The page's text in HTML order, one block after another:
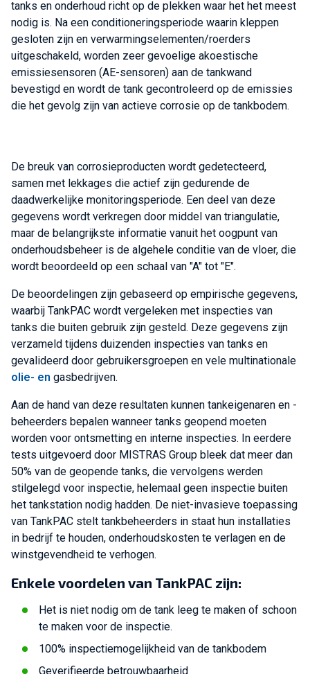
tanks en onderhoud richt op de plekken waar het het meest
nodig is. Na een conditioneringsperiode waarin kleppen
gesloten zijn en verwarmingselementen/roerders
uitgeschakeld, worden zeer gevoelige akoestische
emissiesensoren (AE-sensoren) aan de tankwand
bevestigd en wordt de tank gecontroleerd op de emissies
die het gevolg zijn van actieve corrosie op de tankbodem.
De breuk van corrosieproducten wordt gedetecteerd,
samen met lekkages die actief zijn gedurende de
daadwerkelijke monitoringsperiode. Een deel van deze
gegevens wordt verkregen door middel van triangulatie,
maar de belangrijkste informatie vanuit het oogpunt van
onderhoudsbeheer is de algehele conditie van de vloer, die
wordt beoordeeld op een schaal van "A" tot "E".
De beoordelingen zijn gebaseerd op empirische gegevens,
waarbij TankPAC wordt vergeleken met inspecties van
tanks die buiten gebruik zijn gesteld. Deze gegevens zijn
verzameld tijdens duizenden inspecties van tanks en
gevalideerd door gebruikersgroepen en vele multinationale
olie- en gasbedrijven.
Aan de hand van deze resultaten kunnen tankeigenaren en -
beheerders bepalen wanneer tanks geopend moeten
worden voor ontsmetting en interne inspecties. In eerdere
tests uitgevoerd door MISTRAS Group bleek dat meer dan
50% van de geopende tanks, die vervolgens werden
stilgelegd voor inspectie, helemaal geen inspectie buiten
het tankstation nodig hadden. De niet-invasieve toepassing
van TankPAC stelt tankbeheerders in staat hun installaties
in bedrijf te houden, onderhoudskosten te verlagen en de
winstgevendheid te verhogen.
Enkele voordelen van TankPAC zijn:
Het is niet nodig om de tank leeg te maken of schoon
te maken voor de inspectie.
100% inspectiemogelijkheid van de tankbodem
Geverifieerde betrouwbaarheid